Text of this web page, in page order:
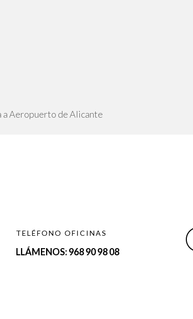
a Aeropuerto de Alicante
TELÉFONO OFICINAS
LLÁMENOS: 968 90 98 08